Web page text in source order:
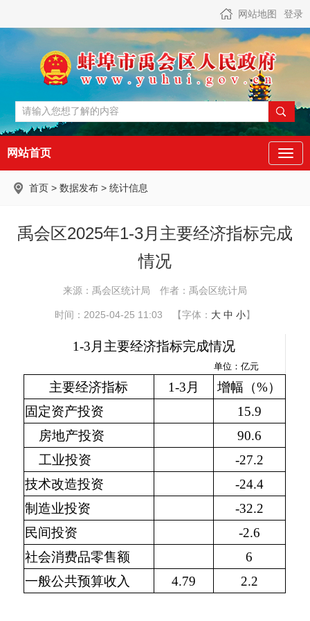
网站地图 登录
网站首页
首页 > 数据发布 > 统计信息
禹会区2025年1-3月主要经济指标完成
情况
来源：禹会区统计局 作者：禹会区统计局
时间：2025-04-25 11:03 【字体： 大 中 小】
1-3月主要经济指标完成情况
单位：亿元
主要经济指标 1-3月
增幅（%）
固定资产投资
15.9
房地产投资
90.6
工业投资
-27.2
技术改造投资
-24.4
制造业投资
-32.2
民间投资
-2.6
社会消费品零售额
6
一般公共预算收入
4.79 2.2